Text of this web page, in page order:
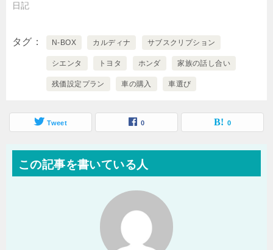
日記
タグ N-BOX カルディナ サブスクリプション
シエンタ トヨタ ホンダ 家族の話し合い
残価設定プラン 車の購入 車選び
Tweet 0 0
この記事を書いている人